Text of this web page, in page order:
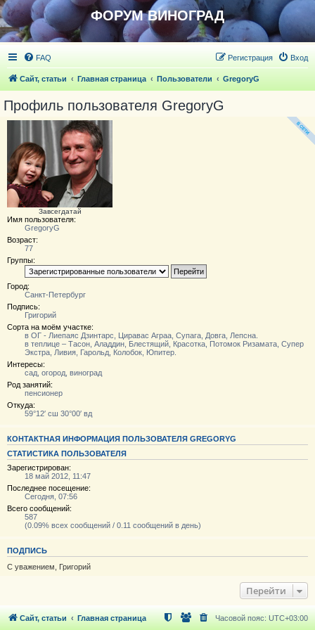
ФОРУМ ВИНОГРАД
FAQ Вход
Регистрация
Сайт, статьи Главная страница Пользователи GregoryG
Профиль пользователя GregoryG
Завсегдатай
Имя пользователя:
GregoryG
Возраст:
77
Группы:
Город:
Санкт-Петербург
Подпись:
Григорий
Сорта на моём участке:
в ОГ - Лиепаяс Дзинтарс, Циравас Аграа, Супага, Довга, Лепсна.
в теплице – Тасон, Аладдин, Блестящий, Красотка, Потомок Ризамата, Супер
Экстра, Ливия, Гарольд, Колобок, Юпитер.
Интересы:
сад, огород, виноград
Род занятий:
пенсионер
Откуда:
59°12′ сш 30°00′ вд
КОНТАКТНАЯ ИНФОРМАЦИЯ ПОЛЬЗОВАТЕЛЯ GREGORYG
СТАТИСТИКА ПОЛЬЗОВАТЕЛЯ
Зарегистрирован:
18 май 2012, 11:47
Последнее посещение:
Сегодня, 07:56
Всего сообщений:
587
(0.09% всех сообщений / 0.11 сообщений в день)
ПОДПИСЬ
С уважением, Григорий
Перейти
Сайт, статьи Главная страница Часовой пояс: UTC+03:00